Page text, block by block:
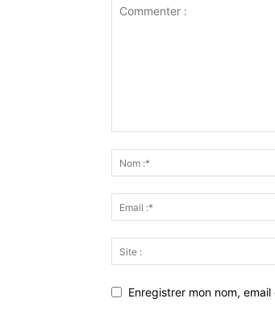
Enregistrer mon nom,